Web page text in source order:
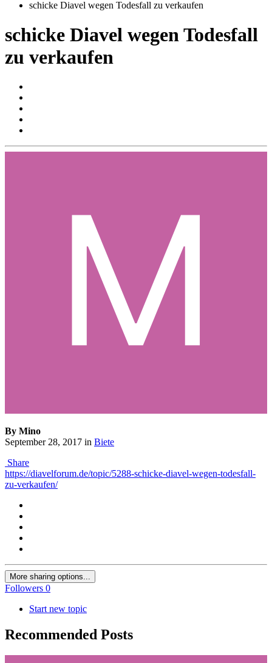
schicke Diavel wegen Todesfall zu verkaufen
schicke Diavel wegen Todesfall
zu verkaufen
By Mino
September 28, 2017 in Biete
Share
https://diavelforum.de/topic/5288-schicke-diavel-wegen-todesfall-
zu-verkaufen/
More sharing options...
Followers 0
Start new topic
Recommended Posts